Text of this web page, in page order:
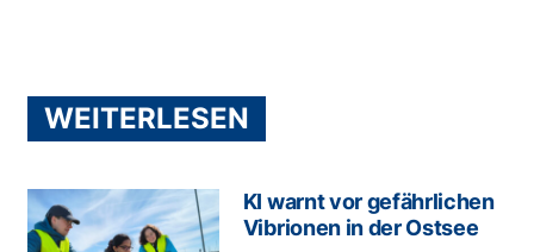
WEITERLESEN
KI warnt vor gefährlichen
Vibrionen in der Ostsee